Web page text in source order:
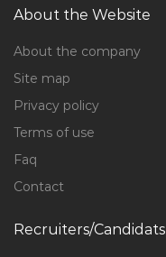
About the Website
About the company
Site map
Privacy policy
Terms of use
Faq
Contact
Recruiters/Candidats